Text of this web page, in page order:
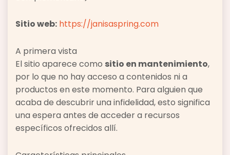
Sitio web: https://janisaspring.com
A primera vista
El sitio aparece como sitio en mantenimiento,
por lo que no hay acceso a contenidos ni a
productos en este momento. Para alguien que
acaba de descubrir una infidelidad, esto significa
una espera antes de acceder a recursos
específicos ofrecidos allí.